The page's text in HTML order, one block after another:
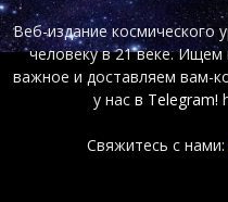
Веб-издание космического
человеку в 21 веке.
важное и доставляем вам-
у нас в Telegram!
Свяжитесь с нами: